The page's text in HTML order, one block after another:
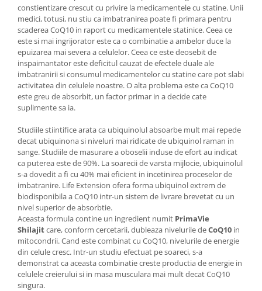
constientizare crescut cu privire la medicamentele cu statine. Unii
medici, totusi, nu stiu ca imbatranirea poate fi primara pentru
scaderea CoQ10 in raport cu medicamentele statinice. Ceea ce
este si mai ingrijorator este ca o combinatie a ambelor duce la
epuizarea mai severa a celulelor. Ceea ce este deosebit de
inspaimantator este deficitul cauzat de efectele duale ale
imbatranirii si consumul medicamentelor cu statine care pot slabi
activitatea din celulele noastre. O alta problema este ca CoQ10
este greu de absorbit, un factor primar in a decide cate
suplimente sa ia.
Studiile stiintifice arata ca ubiquinolul absoarbe mult mai repede
decat ubiquinona si niveluri mai ridicate de ubiquinol raman in
sange. Studiile de masurare a oboselii induse de efort au indicat
ca puterea este de 90%. La soarecii de varsta mijlocie, ubiquinolul
s-a dovedit a fi cu 40% mai eficient in incetinirea proceselor de
imbatranire. Life Extension ofera forma ubiquinol extrem de
biodisponibila a CoQ10 intr-un sistem de livrare brevetat cu un
nivel superior de absorbtie.
Aceasta formula contine un ingredient numit PrimaVie
Shilajitcare, conform cercetarii, dubleaza nivelurile deCoQ10 in
mitocondrii. Cand este combinat cu CoQ10, nivelurile de energie
din celule cresc. Intr-un studiu efectuat pe soareci, s-a
demonstrat ca aceasta combinatie creste productia de energie in
celulele creierului si in masa musculara mai mult decat CoQ10
singura.